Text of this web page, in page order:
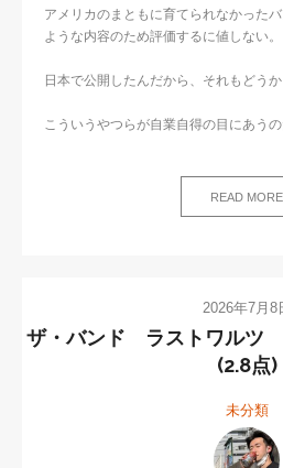
アメリカのまともに育てられなかった
ような内容のため評価するに値しない。
日本で公開したんだから、それもどうか
こういうやつらが自業自得の目にあうの
READ MORE
2026年7月8
ザ・バンド ラストワルツ
(2.8点)
未分類